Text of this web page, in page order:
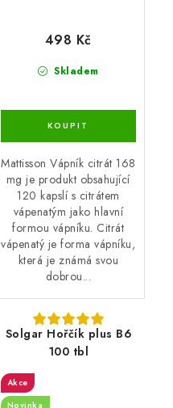
Skladem
498 Kč
Mattisson Vápník citrát 168
mg je produkt obsahující
120 kapslí s citrátem
vápenatým jako hlavní
formou vápníku. Citrát
vápenatý je forma vápníku,
která je známá svou
dobrou...
Solgar Hořčík plus B6
100 tbl
Akce
Novinka